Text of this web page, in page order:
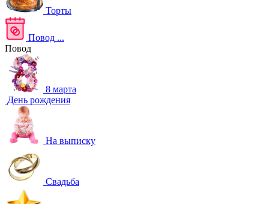
Торты
Повод ...
Повод
8 марта
День рождения
На выписку
Свадьба